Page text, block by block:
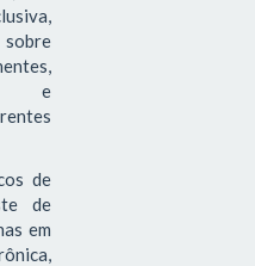
e
de
de
em